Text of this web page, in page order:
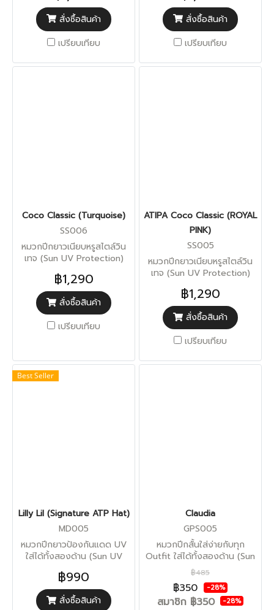
สั่งซื้อสินค้า
เปรียบเทียบ
สั่งซื้อสินค้า
เปรียบเทียบ
Coco Classic (Turquoise)
SS006
หมวกปีกยาวเนียบหรูสไตล์วิน
เทจ (Sun UV Protection)
฿1,290
สั่งซื้อสินค้า
เปรียบเทียบ
ATIPA Coco Classic (ROYAL
PINK)
SS005
หมวกปีกยาวเนียบหรูสไตล์วิน
เทจ (Sun UV Protection)
฿1,290
สั่งซื้อสินค้า
เปรียบเทียบ
Best Seller
Lilly Lil (Signature ATP Hat)
MD005
หมวกปีกยาวป้องกันแดด UV
ใส่ได้ทั้งสองด้าน (Sun UV
฿990
สั่งซื้อสินค้า
Claudia
GPS005
หมวกปีกสั้นใส่ง่ายกับทุก
Outfit ใส่ได้ทั้งสองด้าน (Sun
UV Protection)
฿485
฿350 -28%
สมาชิก ฿350 -28%